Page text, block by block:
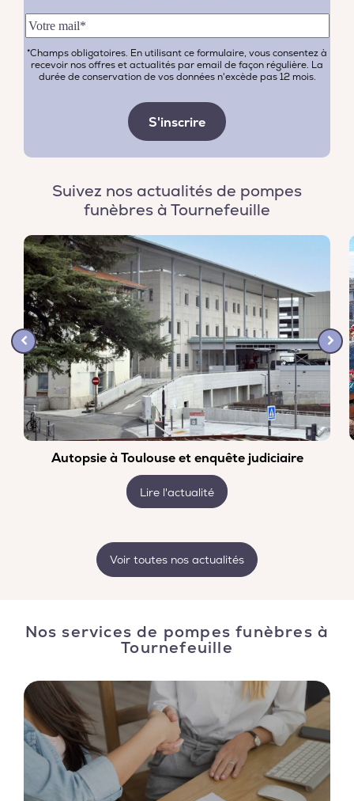
*Champs obligatoires. En utilisant ce formulaire, vous consentez à
recevoir nos offres et actualités par email de façon régulière. La
durée de conservation de vos données n'excède pas 12 mois.
Suivez nos actualités de pompes
funèbres à Tournefeuille
Voir toutes nos actualités
Autopsie à Toulouse et enquête judiciaire
Lire l'actualité
Nos services de pompes funèbres à
Tournefeuille